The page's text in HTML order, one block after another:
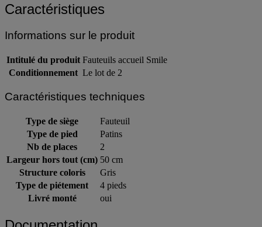
Caractéristiques
Informations sur le produit
Intitulé du produit Fauteuils accueil Smile
Conditionnement Le lot de 2
Caractéristiques techniques
Type de siège
Fauteuil
Type de pied
Patins
Nb de places
2
Largeur hors tout (cm) 50 cm
Structure coloris
Gris
Type de piétement
4 pieds
Livré monté
oui